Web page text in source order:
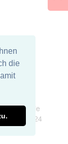
die
für die
2024